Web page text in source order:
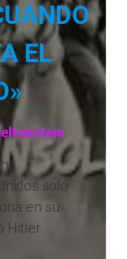
EL
solo
en su
Hitler